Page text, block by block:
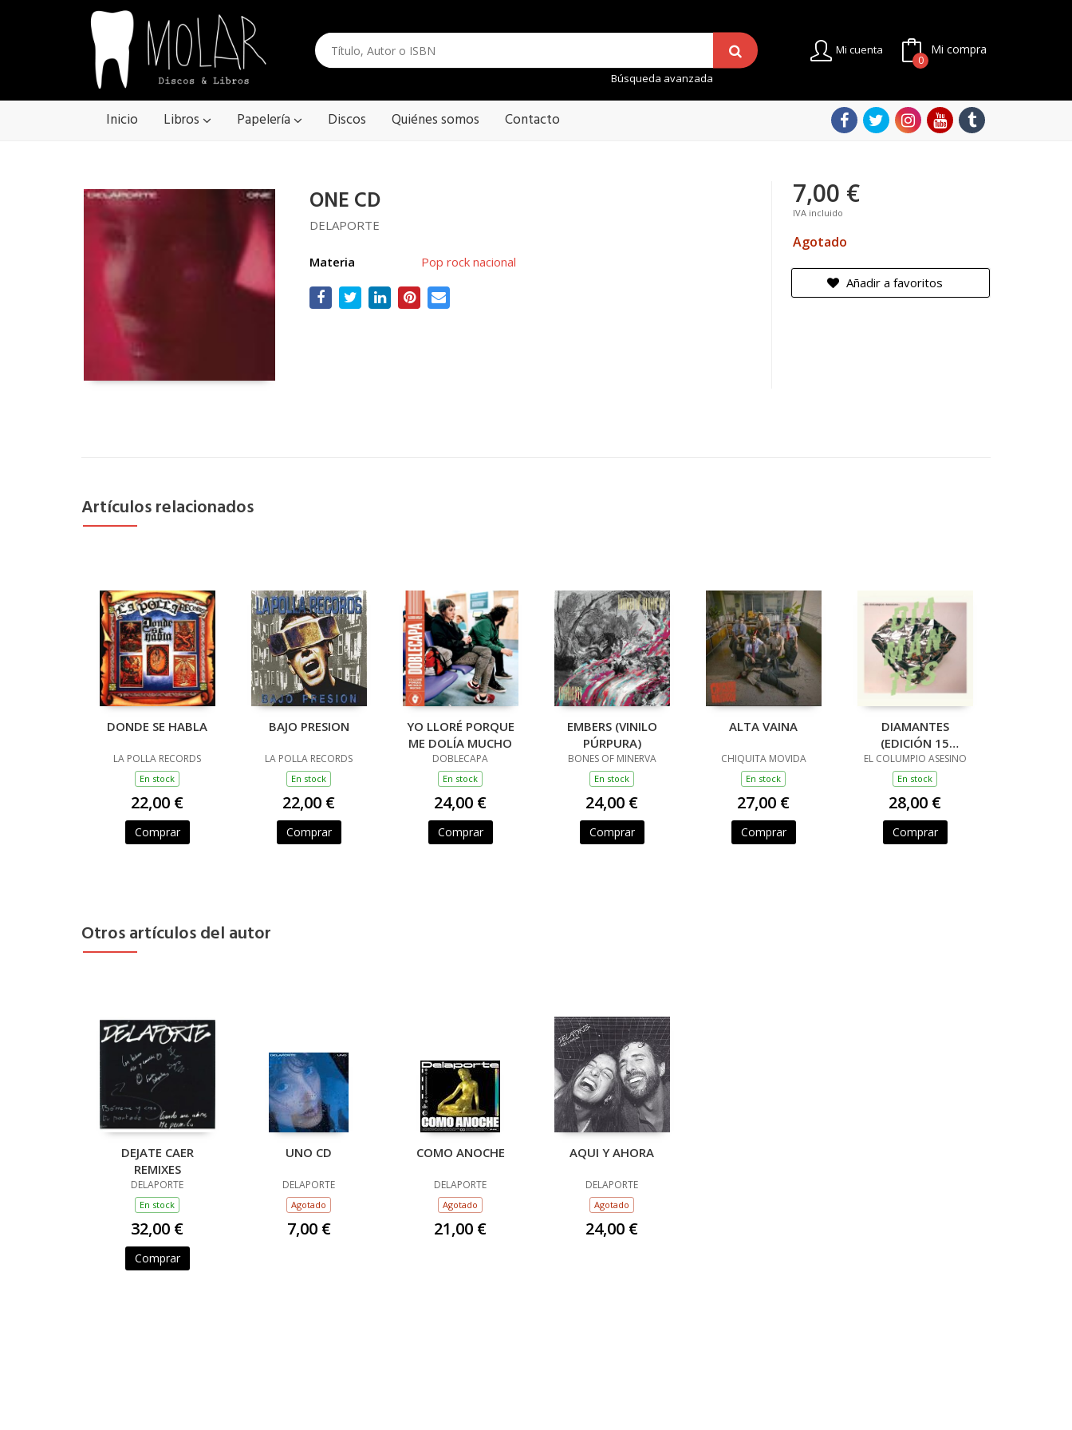
Búsqueda avanzada
Mi cuenta Mi compra
0
Inicio Libros Papelería Discos Quiénes somos Contacto
ONE CD
DELAPORTE
Materia Pop rock nacional
7,00 €
IVA incluido
Agotado
Añadir a favoritos
Artículos relacionados
DONDE SE HABLA
LA POLLA RECORDS
En stock
22,00 €
Comprar
BAJO PRESION
LA POLLA RECORDS
En stock
22,00 €
Comprar
YO LLORÉ PORQUE
ME DOLÍA MUCHO
DOBLECAPA
En stock
24,00 €
Comprar
EMBERS (VINILO
PÚRPURA)
BONES OF MINERVA
En stock
24,00 €
Comprar
ALTA VAINA
CHIQUITA MOVIDA
En stock
27,00 €
Comprar
DIAMANTES
(EDICIÓN 15
ANIVERSARIO)
EL COLUMPIO ASESINO
En stock
28,00 €
Comprar
Otros artículos del autor
DEJATE CAER
REMIXES
DELAPORTE
En stock
32,00 €
Comprar
UNO CD
DELAPORTE
Agotado
7,00 €
COMO ANOCHE
DELAPORTE
Agotado
21,00 €
AQUI Y AHORA
DELAPORTE
Agotado
24,00 €